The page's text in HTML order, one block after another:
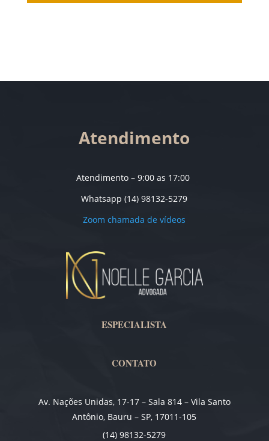
Atendimento
Atendimento – 9:00 as 17:00
Whatsapp (14) 98132-5279
Zoom chamada de vídeos
ESPECIALISTA
CONTATO
Av. Nações Unidas, 17-17 – Sala 814 – Vila Santo
Antônio, Bauru – SP, 17011-105
(14) 98132-5279